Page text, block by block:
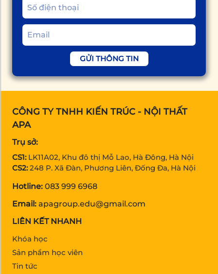
GỬI THÔNG TIN
CÔNG TY TNHH KIẾN TRÚC - NỘI THẤT
APA
Trụ sở:
CS1: LK11A02, Khu đô thị Mỗ Lao, Hà Đông, Hà Nội
CS2: 248 P. Xã Đàn, Phương Liên, Đống Đa, Hà Nội
Hotline: 083 999 6968
Email: apagroup.edu@gmail.com
LIÊN KẾT NHANH
Khóa học
Sản phẩm học viên
Tin tức